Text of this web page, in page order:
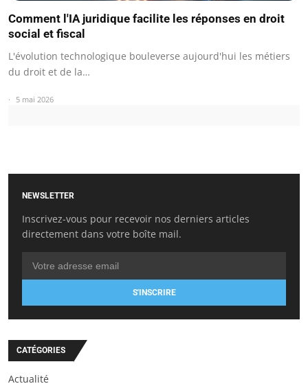
Comment l'IA juridique facilite les réponses en droit
social et fiscal
L'évolution technologique bouleverse aujourd'hui les métiers
du droit et de la…
5 mai 2026
NEWSLETTER
Inscrivez-vous pour recevoir nos derniers articles
directement dans votre boîte mail.
S'INSCRIRE
CATÉGORIES
Actualité